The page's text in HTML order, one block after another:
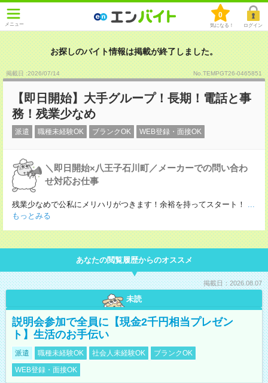
メニュー
0
気になる！ ログイン
お探しのバイト情報は掲載が終了しました。
掲載日 :2026/07/14 No.TEMPGT26-0465851
【即日開始】大手グループ！長期！電話と事
務！残業少なめ
派遣 職種未経験OK ブランクOK WEB登録・面接OK
＼即日開始×八王子石川町／メーカーでの問い合わ
せ対応お仕事
残業少なめで公私にメリハリがつきます！余裕を持ってスタート！
...
もっとみる
あなたの閲覧履歴からのオススメ
掲載日：2026.08.07
未読
説明会参加で全員に【現金2千円相当プレゼン
ト】生活のお手伝い
派遣 職種未経験OK 社会人未経験OK
ブランクOK
WEB登録・面接OK